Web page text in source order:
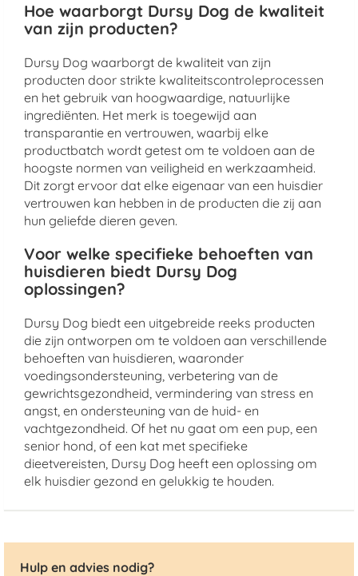
Hoe waarborgt Dursy Dog de kwaliteit
van zijn producten?
Dursy Dog waarborgt de kwaliteit van zijn
producten door strikte kwaliteitscontroleprocessen
en het gebruik van hoogwaardige, natuurlijke
ingrediënten. Het merk is toegewijd aan
transparantie en vertrouwen, waarbij elke
productbatch wordt getest om te voldoen aan de
hoogste normen van veiligheid en werkzaamheid.
Dit zorgt ervoor dat elke eigenaar van een huisdier
vertrouwen kan hebben in de producten die zij aan
hun geliefde dieren geven.
Voor welke specifieke behoeften van
huisdieren biedt Dursy Dog
oplossingen?
Dursy Dog biedt een uitgebreide reeks producten
die zijn ontworpen om te voldoen aan verschillende
behoeften van huisdieren, waaronder
voedingsondersteuning, verbetering van de
gewrichtsgezondheid, vermindering van stress en
angst, en ondersteuning van de huid- en
vachtgezondheid. Of het nu gaat om een pup, een
senior hond, of een kat met specifieke
dieetvereisten, Dursy Dog heeft een oplossing om
elk huisdier gezond en gelukkig te houden.
Hulp en advies nodig?